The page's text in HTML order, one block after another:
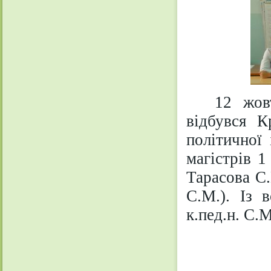
12
відбувся
магістрів
Тарасова
С.М.). Із
к.пед.н.